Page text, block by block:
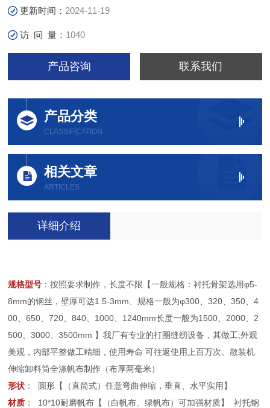
更新时间： 2024-11-19
访 问 量： 1040
产品咨询 联系我们
产品分类
CLASSIFICATION
相关文章
ARTICLES
详细介绍
规格型号 ：按照要求制作，长度不限【一般规格：衬托骨架选用φ5-
8mm的钢丝，壁厚可达1.5-3mm、规格一般为φ300、320、350、4
00、650、720、840、1000、1240mm长度一般为1500、2000、2
500、3000、3500mm 】我厂有专业的打圈缝纫设备，其做工;外观
美观，内部平整做工精细，使用寿命 可往返使用上百万次。散装机
伸缩卸料筒全涤帆布制作（布厚两毫米）
形状 ： 圆形【（直筒式）任意弯曲伸缩，垂直、水平实用】
材质 ： 10*10耐磨帆布【（白帆布、绿帆布）可加强材质】 衬托钢